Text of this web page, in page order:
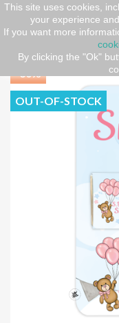
This site uses cookies,
your experience
If you want more
By clicking the "Ok"
Home Event Design
10 pz. Cioccolatini
-30%
OUT-OF-STOCK